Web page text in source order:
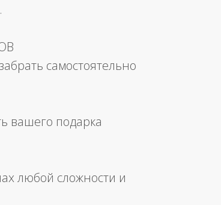
самостоятельно
вашего подарка
любой сложности и